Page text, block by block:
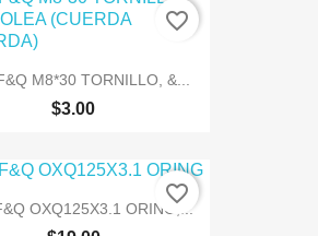
M8*30 TORNILLO, &...
$3.00
favorite_border
OXQ125X3.1 ORING,...
favorite_border